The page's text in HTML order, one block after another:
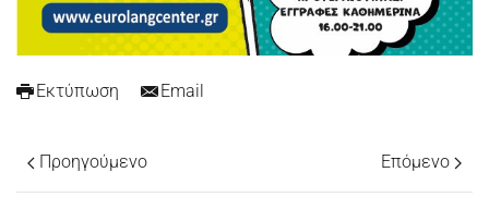
Εκτύπωση Email
Προηγούμενο Επόμενο